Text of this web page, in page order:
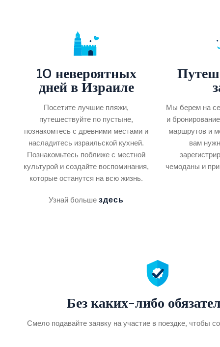
10 невероятных
дней в Израиле
Посетите лучшие пляжи,
путешествуйте по пустыне,
познакомтесь с древними местами и
насладитесь израильской кухней.
Познакомьтесь поближе с местной
культурой и создайте воспоминания,
которые останутся на всю жизнь.
Узнай больше здесь
Мы берем на
и
маршрутов и
вам
чемоданы и
Без каких-либо
Смело подавайте заявку на участие в поездке, чтобы